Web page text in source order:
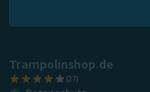
Trampolinshop.de
(27)